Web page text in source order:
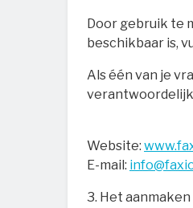
Door gebruik te
beschikbaar is,
Als één van je
verantwoordelijk
Website:
E-mail:
3. Het